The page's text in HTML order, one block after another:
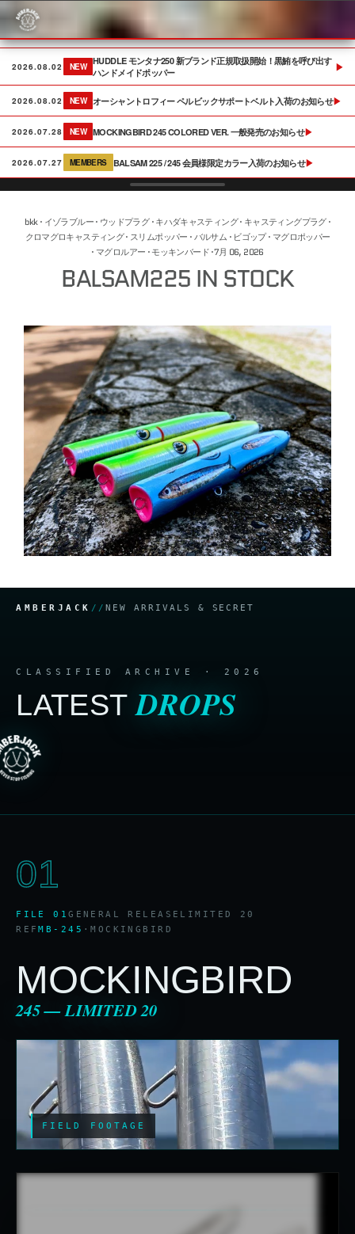
Skip
to
content
2026.08.02 NEW HUDDLE モンタナ250 新ブランド正規取扱開始！黒鮪を呼び出す
ハンドメイドポッパー
▶
2026.08.02 NEW オーシャントロフィー ペルビックサポートベルト入荷のお知らせ▶
2026.07.28 NEW MOCKINGBIRD 245 COLORED VER. 一般発売のお知らせ▶
2026.07.27 MEMBERS BALSAM 225 / 245 会員様限定カラー入荷のお知らせ▶
bkk· イゾラブルー· ウッドプラグ·キハダキャスティング· キャスティングプラグ·
クロマグロキャスティング· スリムポッパー ·バルサム · ビゴップ· マグロポッパー
· マグロルアー ·モッキンバード·7月 06, 2026
BALSAM225 IN STOCK
AMBERJACK // NEW ARRIVALS & SECRET
CLASSIFIED ARCHIVE · 2026
LATESTDROPS
01
FILE 01GENERAL RELEASE LIMITED 20
REF MB-245 · MOCKINGBIRD
MOCKINGBIRD
245 — LIMITED 20
FIELD FOOTAGE